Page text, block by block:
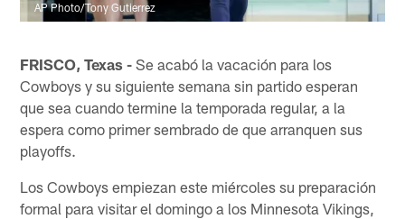
AP Photo/Tony Gutierrez
FRISCO, Texas - Se acabó la vacación para los
Cowboys y su siguiente semana sin partido esperan
que sea cuando termine la temporada regular, a la
espera como primer sembrado de que arranquen sus
playoffs.
Los Cowboys empiezan este miércoles su preparación
formal para visitar el domingo a los Minnesota Vikings,